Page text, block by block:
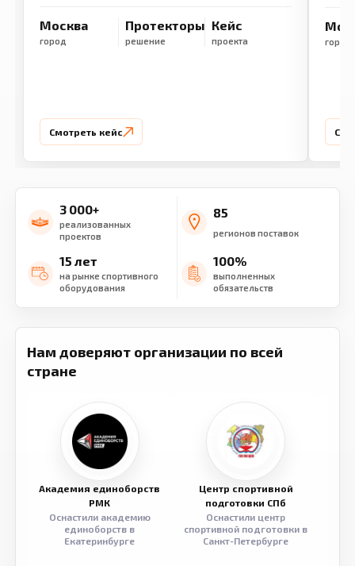
Москва
город
Протекторы
решение
Кейс
проекта
Смотреть кейс
город
3 000+
реализованных
проектов
85
регионов поставок
15 лет
на рынке спортивного
оборудования
100%
выполненных
обязательств
Нам доверяют организации по всей
стране
Академия единоборств
РМК
Оснастили академию
единоборств в
Екатеринбурге
Центр спортивной
подготовки СПб
Оснастили центр
спортивной подготовки в
Санкт-Петербурге